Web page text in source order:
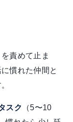
責めて止ま
慣れた仲間と
スク
（5〜10